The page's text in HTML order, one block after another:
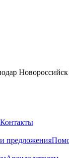
Новороссийск
Контакты
предложения